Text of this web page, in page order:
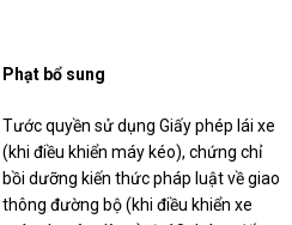
Phạt bổ sung
Tước quyền sử dụng Giấy phép lái xe
(khi điều khiển máy kéo), chứng chỉ
bồi dưỡng kiến thức pháp luật về giao
thông đường bộ (khi điều khiển xe